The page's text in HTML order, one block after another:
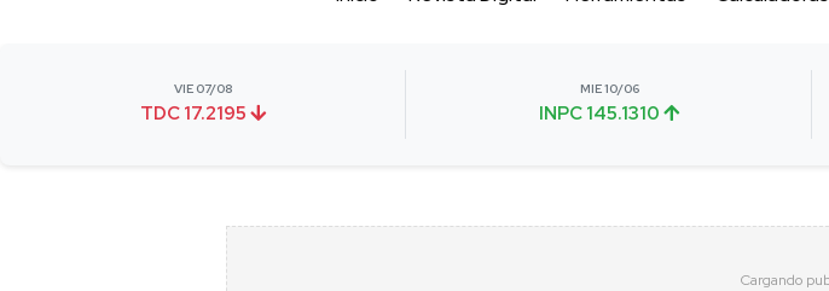
VIE 07/08
TDC 17.2195
MIE 10/06
INPC 145.1310